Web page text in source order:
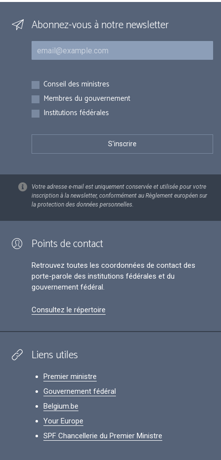
Abonnez-vous à notre newsletter
Courriel
Inscriptions
Conseil des ministres
Membres du gouvernement
Institutions fédérales
Votre adresse e-mail est uniquement conservée et utilisée pour votre
inscription à la newsletter, conformément au Règlement européen sur
la protection des données personnelles.
Points de contact
Retrouvez toutes les coordonnées de contact des
porte-parole des institutions fédérales et du
gouvernement fédéral.
Consultez le répertoire
Liens utiles
Premier ministre
Gouvernement fédéral
Belgium.be
Your Europe
SPF Chancellerie du Premier Ministre